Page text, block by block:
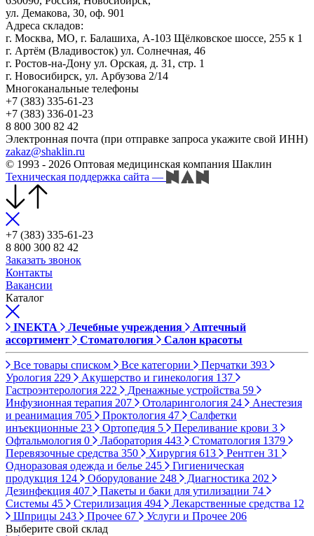
ул. Демакова, 30, оф. 901
Адреса складов:
г. Москва, МО, г. Балашиха, А-103 Щёлковское шоссе, 255 к 1
г. Артём (Владивосток) ул. Солнечная, 46
г. Ростов-на-Дону ул. Орская, д. 31, стр. 1
г. Новосибирск, ул. Арбузова 2/14
Многоканальные телефоны
+7 (383) 335-61-23
+7 (383) 336-01-23
8 800 300 82 42
Электронная почта (при отправке запроса укажите свой ИНН)
zakaz@shaklin.ru
© 1993 - 2026 Оптовая медицинская компания Шаклин
Техническая поддержка сайта —
+7 (383) 335-61-23
8 800 300 82 42
Заказать звонок
Контакты
Вакансии
Каталог
INEKTA Лечебные учреждения
Аптечный
ассортимент
Стоматология Салон красоты
Все товары списком Все категории Перчатки 393
Урология 229 Акушерство и гинекология 137
Гастроэнтерология 222 Дренажные устройства 59
Инфузионная терапия 207 Отоларингология 24
Анестезия
и реанимация 705 Проктология 47
Салфетки
инъекционные 23 Ортопедия 5 Переливание крови 3
Офтальмология 0 Лаборатория 443 Стоматология 1379
Перевязочные средства 350 Хирургия 613 Рентген 31
Одноразовая одежда и белье 245
Гигиеническая
продукция 124 Оборудование 248 Диагностика 202
Дезинфекция 407 Пакеты и баки для утилизации 74
Системы 45 Стерилизация 494 Лекарственные средства 12
Шприцы 243 Прочее 67 Услуги и Прочее 206
Выберите свой склад